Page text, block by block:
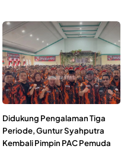
Didukung Pengalaman Tiga
Periode, Guntur Syahputra
Kembali Pimpin PAC Pemuda